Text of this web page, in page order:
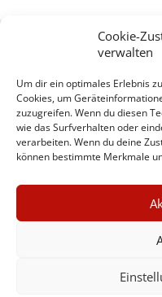
Cookie-
verwalten
Um dir ein optimales Erlebnis
Cookies, um
zuzugreifen. Wenn du diesen
wie das Surfverhalten oder
verarbeiten. Wenn du deine
können bestimmte Merkmale
© Copyright
Zum
erscheint